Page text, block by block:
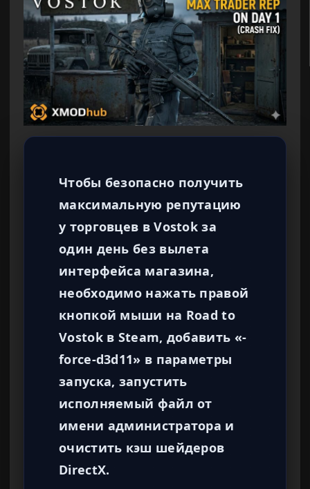
Чтобы безопасно получить
максимальную репутацию
у торговцев в Vostok за
один день без вылета
интерфейса магазина,
необходимо нажать правой
кнопкой мыши на Road to
Vostok в Steam, добавить «-
force-d3d11» в параметры
запуска, запустить
исполняемый файл от
имени администратора и
очистить кэш шейдеров
DirectX.